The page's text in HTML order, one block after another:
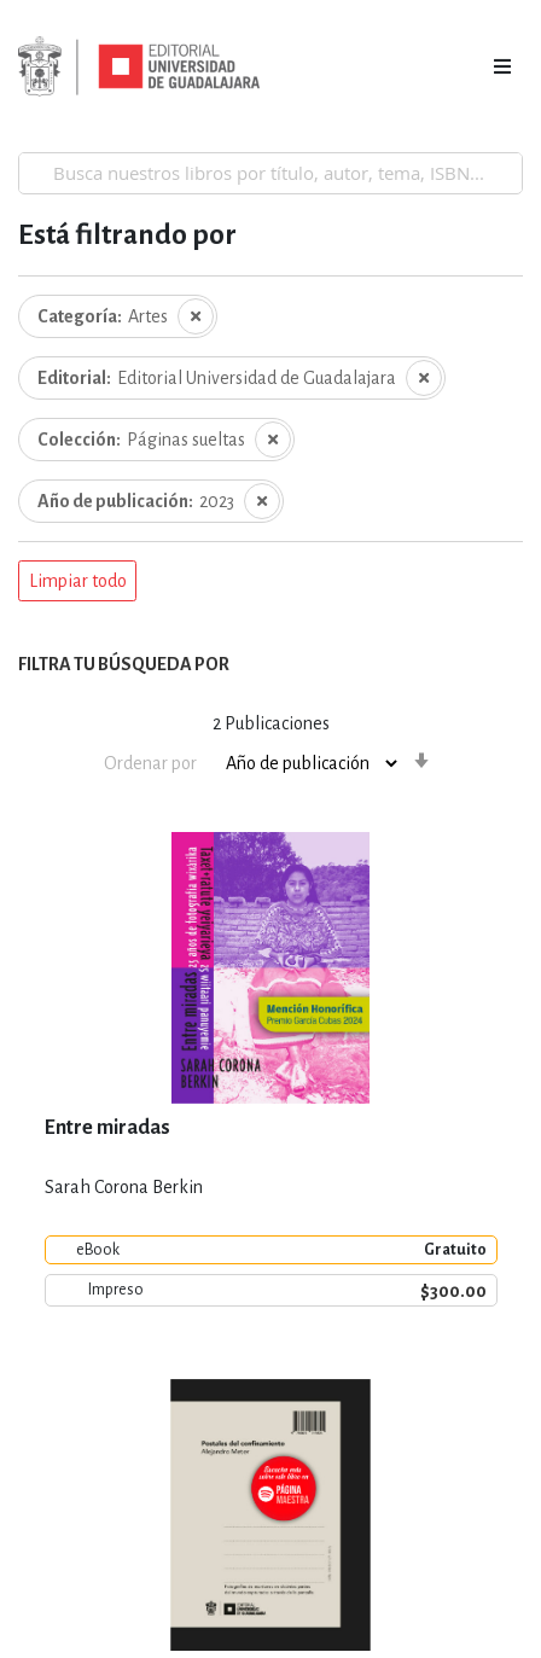
2 Publicaciones
Ordenar por
Entre miradas
Sarah Corona Berkin
eBook Gratuito
Impreso $300.00
Está filtrando por
Categoría Artes
Editorial Editorial Universidad de Guadalajara
Colección Páginas sueltas
Año de publicación 2023
Limpiar todo
FILTRA TU BÚSQUEDA POR